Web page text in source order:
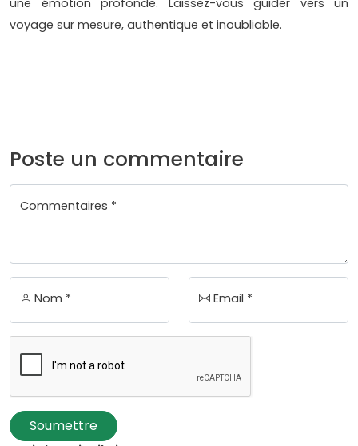
une émotion profonde. Laissez-vous guider vers un
voyage sur mesure, authentique et inoubliable.
Poste un commentaire
Commentaires *
Nom * Email *
Soumettre